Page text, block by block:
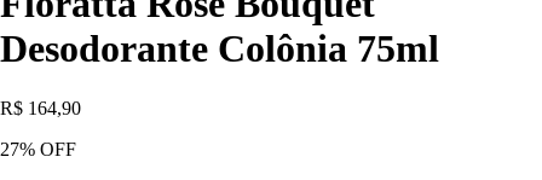
Desodorante Colônia 75ml
R$ 164,90
27% OFF